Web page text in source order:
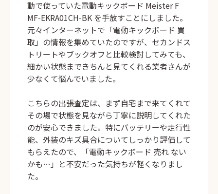
動で使っていた電動キックボード Meister F
MF‑EKRA01CH‑BK を手放すことにしました。
元々インターネットで「電動キックボード 買
取」の情報を集めていたのですが、セカンドス
トリートやブックオフと比較検討してみても、
細かい状態まできちんと見てくれる業者さんが
少なくて悩んでいました。
こちらの出張査定は、まず自宅まで来てくれて
その場で状態を見ながら丁寧に説明してくれた
のが安心できました。特にバッテリーや走行性
能、外装のキズ具合についてしっかり評価して
もらえたので、「電動キックボード 売れ ない
かも…」と不安だった気持ちが軽くなりまし
た。